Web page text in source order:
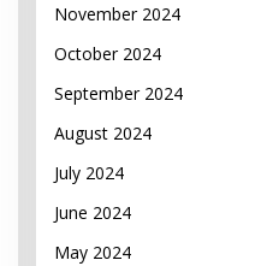
November 2024
October 2024
September 2024
August 2024
July 2024
June 2024
May 2024